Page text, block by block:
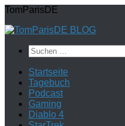
Zum
springen
TomParisDE
Suchen
nach:
Startseite
Tagebuch
Podcast
Gaming
Diablo 4